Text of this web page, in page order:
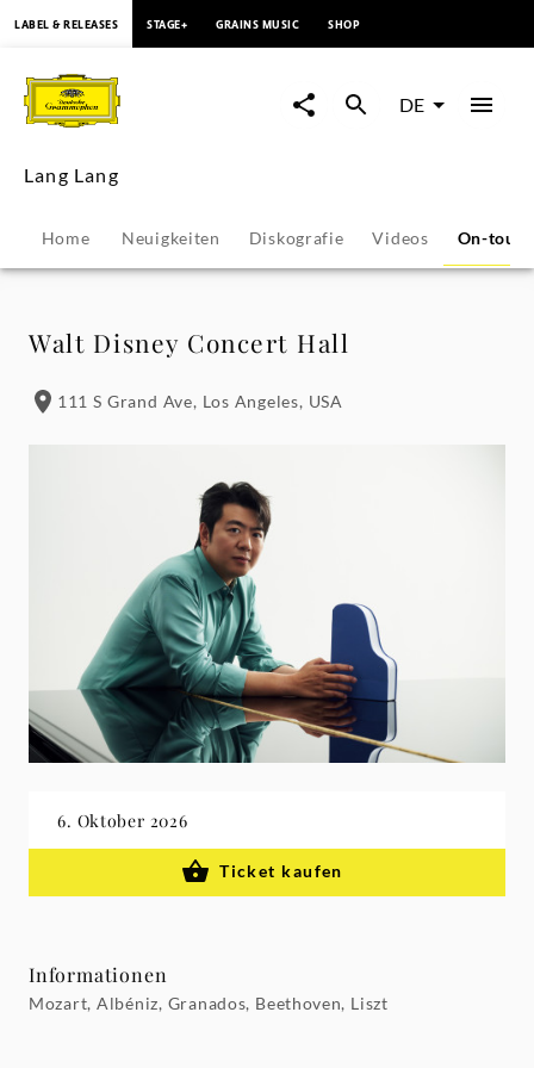
Lang
Konzerte
&
Veranstaltungen
Grammophon
LABEL & RELEASES STAGE+ GRAINS MUSIC SHOP
DE
Lang Lang
Home Neuigkeiten Diskografie Videos On-tour
Walt Disney Concert Hall
111 S Grand Ave, Los Angeles, USA
6. Oktober 2026
Ticket kaufen
Informationen
Mozart, Albéniz, Granados, Beethoven, Liszt